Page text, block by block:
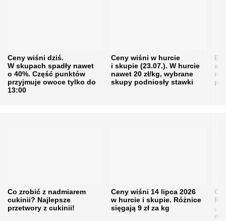
Ceny wiśni dziś.
W skupach spadły nawet
o 40%. Część punktów
przyjmuje owoce tylko do
13:00
Ceny wiśni w hurcie
i skupie (23.07.). W hurcie
nawet 20 zł/kg, wybrane
skupy podniosły stawki
Co zrobić z nadmiarem
cukinii? Najlepsze
przetwory z cukinii!
Ceny wiśni 14 lipca 2026
w hurcie i skupie. Różnice
sięgają 9 zł za kg